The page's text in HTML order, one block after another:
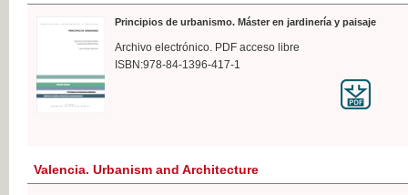
Principios de urbanismo. Máster en jardinería y paisaje
Archivo electrónico. PDF acceso libre
ISBN:978-84-1396-417-1
Valencia. Urbanism and Architecture